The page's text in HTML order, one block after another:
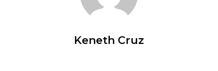
Keneth Cruz